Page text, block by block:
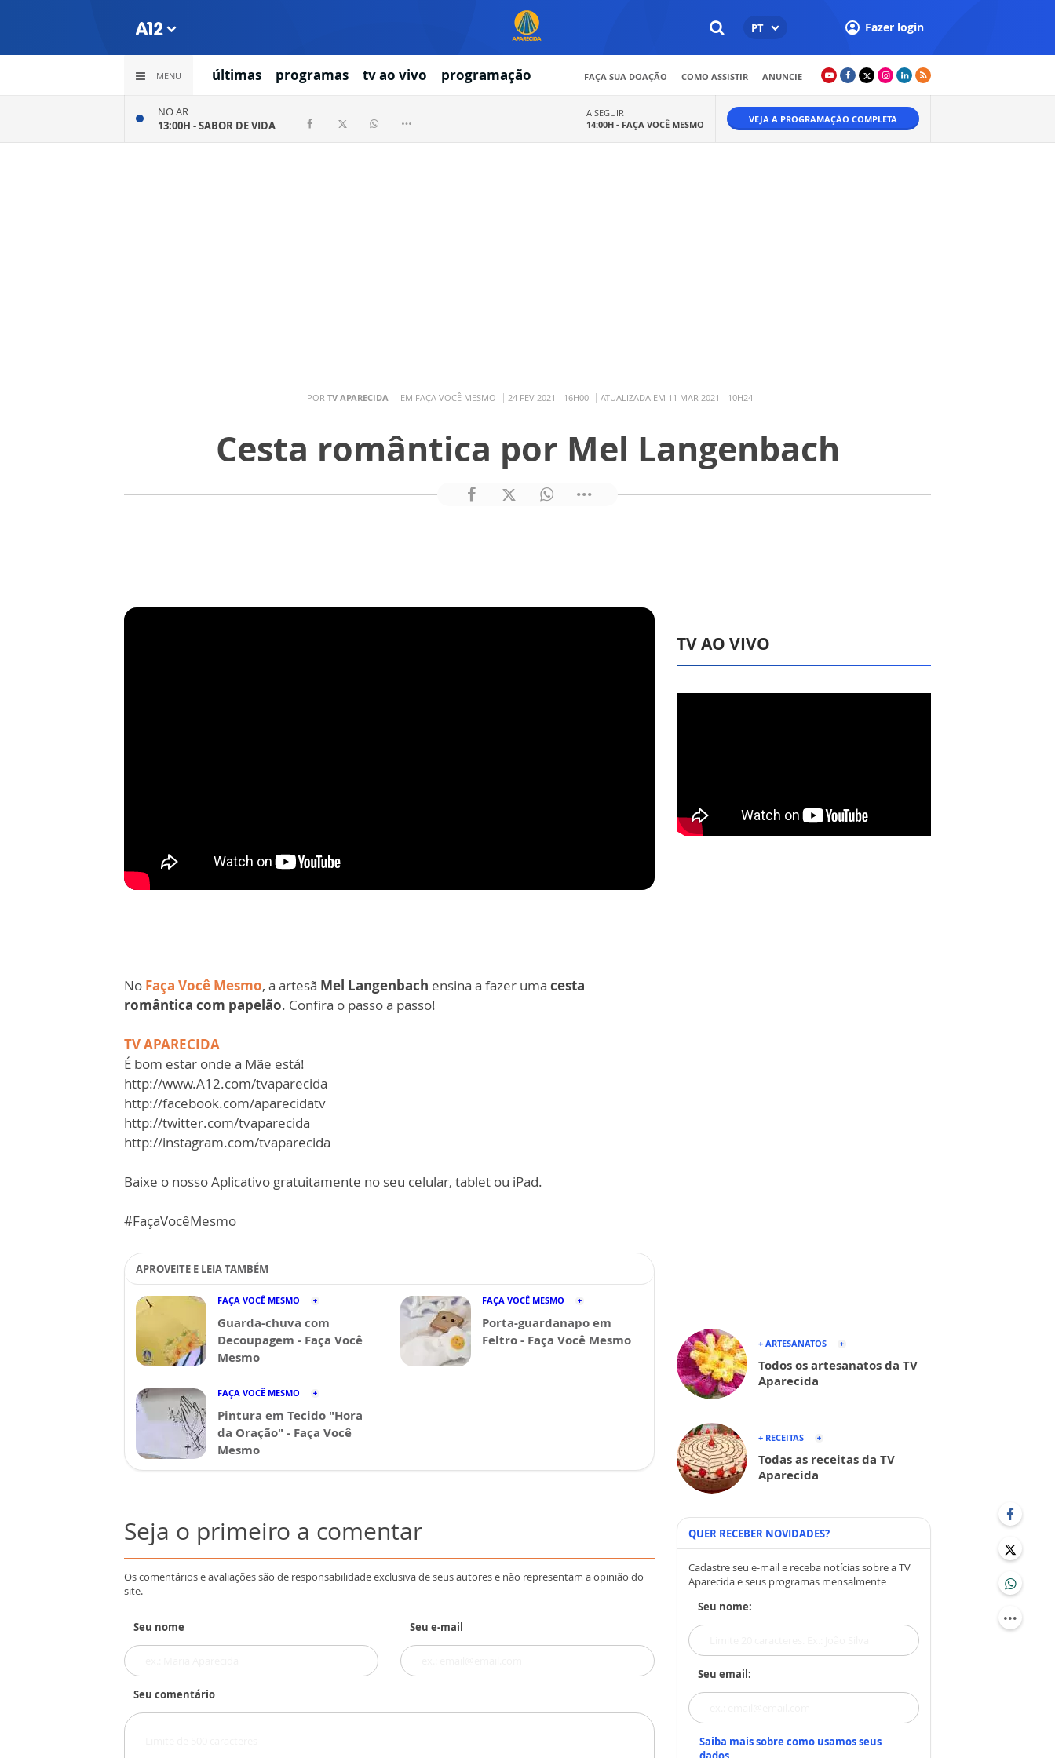
PT Fazer login
MENU últimas programas tv ao vivo programação FAÇA SUA DOAÇÃO COMO ASSISTIR ANUNCIE
NO AR
13:00H -SABOR DE VIDA
A SEGUIR
14:00H - FAÇA VOCÊ MESMO VEJA A PROGRAMAÇÃO COMPLETA
POR TV APARECIDA EM FAÇA VOCÊ MESMO 24 FEV 2021 - 16H00 ATUALIZADA EM 11 MAR 2021 - 10H24
Cesta romântica por Mel Langenbach
No Faça Você Mesmo, a artesã Mel Langenbach ensina a fazer uma cesta
romântica com papelão. Confira o passo a passo!
TV APARECIDA
É bom estar onde a Mãe está!
http://www.A12.com/tvaparecida
http://facebook.com/aparecidatv
http://twitter.com/tvaparecida
http://instagram.com/tvaparecida
Baixe o nosso Aplicativo gratuitamente no seu celular, tablet ou iPad.
#FaçaVocêMesmo
APROVEITE E LEIA TAMBÉM
FAÇA VOCÊ MESMO
Guarda-chuva com
Decoupagem - Faça Você
Mesmo
FAÇA VOCÊ MESMO
Porta-guardanapo em
Feltro - Faça Você Mesmo
FAÇA VOCÊ MESMO
Pintura em Tecido "Hora
da Oração" - Faça Você
Mesmo
Seja o primeiro a comentar
Os comentários e avaliações são de responsabilidade exclusiva de seus autores e não representam a opinião do
site.
Seu nome Seu e-mail
Seu comentário
TV AO VIVO
+ ARTESANATOS
Todos os artesanatos da TV
Aparecida
+ RECEITAS
Todas as receitas da TV
Aparecida
QUER RECEBER NOVIDADES?
Cadastre seu e-mail e receba notícias sobre a TV
Aparecida e seus programas mensalmente
Seu nome:
Seu email:
Saiba mais sobre como usamos seus